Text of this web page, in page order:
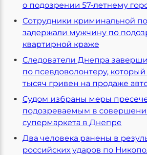
о подозрении 57-летнему
Сотрудники криминальной
задержали мужчину по
квартирной краже
Следователи Днепра
по псевдоволонтеру,
тысяч гривен на продаже
Cудом избраны меры
подозреваемым в
супермаркета в Днепре
Два человека ранены в
российских ударов по